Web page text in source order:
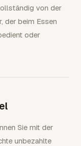
von der
der beim Essen
oder
Sie mit der
unbezahlte